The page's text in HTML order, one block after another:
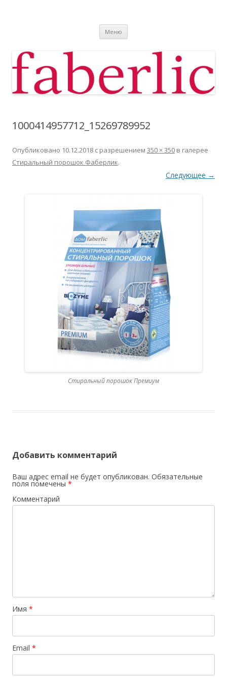
Меню
1000414957712_15269789952
Опубликовано 10.12.2018 с разрешением 350 × 350 в галерее
Стиральный порошок Фаберлик.
Следующее →
Стиральный порошок Премиум
Добавить комментарий
Ваш адрес email не будет опубликован. Обязательные
поля помечены *
Комментарий
Имя *
Email *